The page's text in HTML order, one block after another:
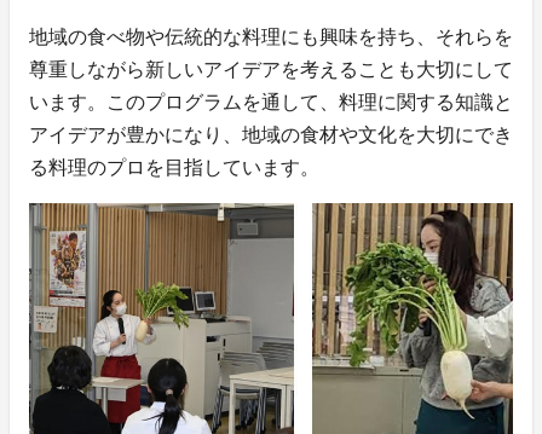
地域の食べ物や伝統的な料理にも興味を持ち、それらを
尊重しながら新しいアイデアを考えることも大切にして
います。このプログラムを通して、料理に関する知識と
アイデアが豊かになり、地域の食材や文化を大切にでき
る料理のプロを目指しています。